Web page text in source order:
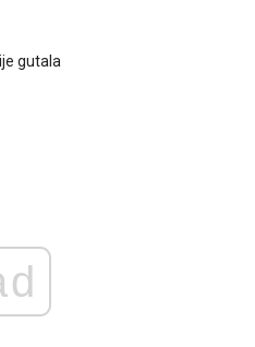
gutala